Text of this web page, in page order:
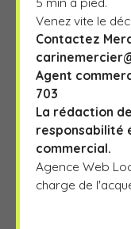
Venez vite le
Contactez
Agent
703
La rédaction
responsabilité
commercial.
Agence Web
charge de